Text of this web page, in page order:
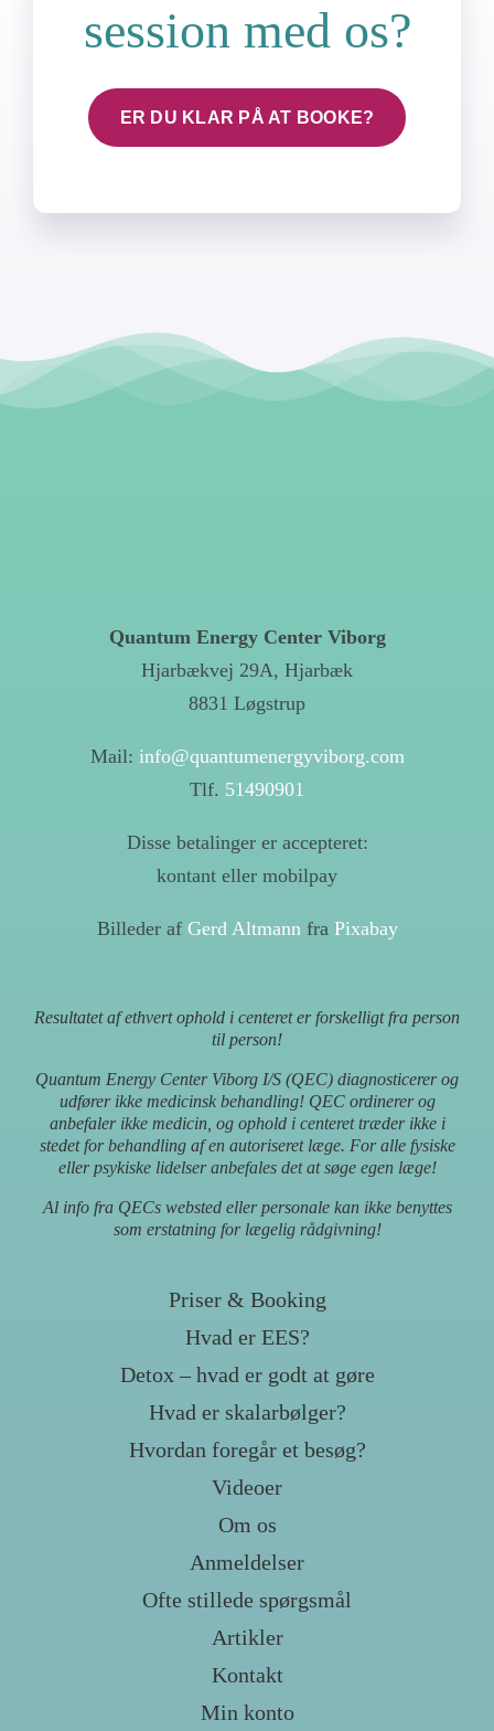
session med os?
ER DU KLAR PÅ AT BOOKE?
Quantum Energy Center Viborg
Hjarbækvej 29A, Hjarbæk
8831 Løgstrup
Mail: info@quantumenergyviborg.com
Tlf. 51490901
Disse betalinger er accepteret:
kontant eller mobilpay
Billeder af Gerd Altmannfra Pixabay
Resultatet af ethvert ophold i centeret er forskelligt fra person
til person!
Quantum Energy Center Viborg I/S (QEC) diagnosticerer og
udfører ikke medicinsk behandling! QEC ordinerer og
anbefaler ikke medicin, og ophold i centeret træder ikke i
stedet for behandling af en autoriseret læge. For alle fysiske
eller psykiske lidelser anbefales det at søge egen læge!
Al info fra QECs websted eller personale kan ikke benyttes
som erstatning for lægelig rådgivning!
Priser & Booking
Hvad er EES?
Detox – hvad er godt at gøre
Hvad er skalarbølger?
Hvordan foregår et besøg?
Videoer
Om os
Anmeldelser
Ofte stillede spørgsmål
Artikler
Kontakt
Min konto